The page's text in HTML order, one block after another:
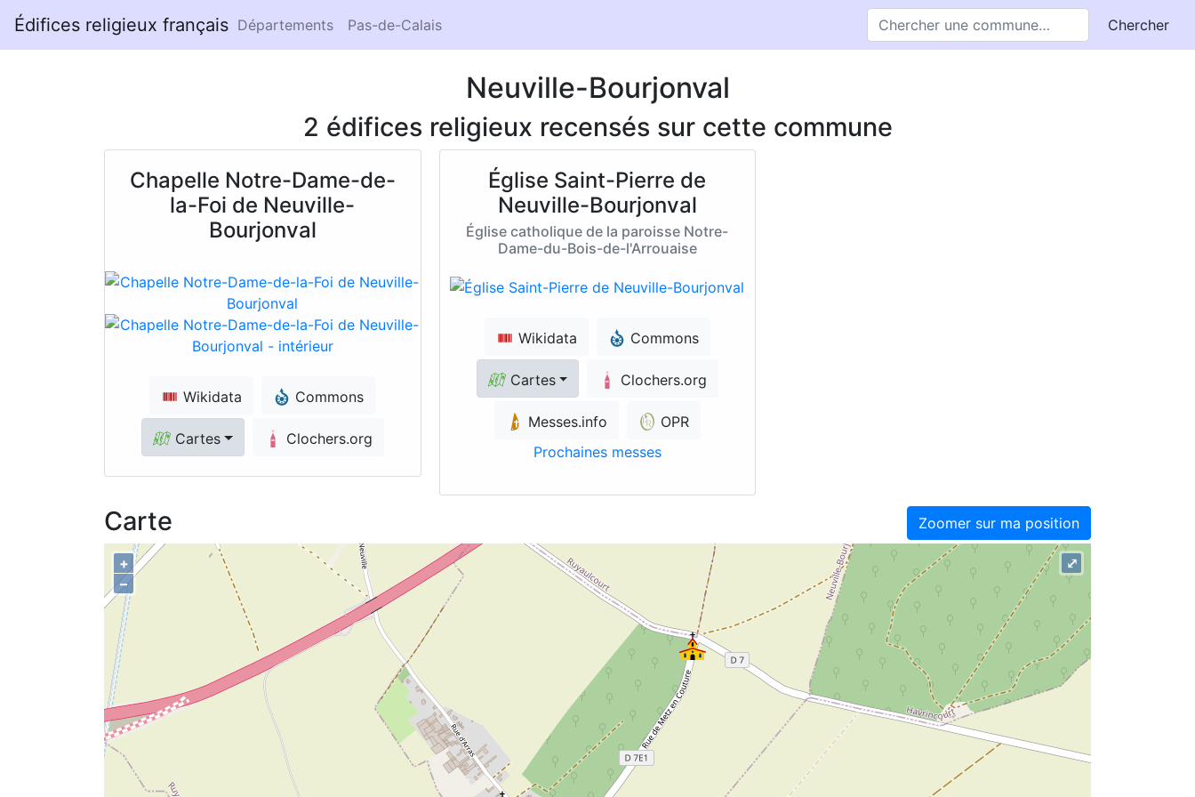
Édifices religieux français Départements Pas-de-Calais Chercher
Neuville-Bourjonval
2 édifices religieux recensés sur cette commune
Chapelle Notre-Dame-de-
la-Foi de Neuville-
Bourjonval
Wikidata Commons
Cartes Clochers.org
Église Saint-Pierre de
Neuville-Bourjonval
Église catholique de la paroisse Notre-
Dame-du-Bois-de-l'Arrouaise
Wikidata Commons
Cartes Clochers.org
Messes.info
OPR
Prochaines messes
Zoomer sur ma position
Carte
+
–
⤢